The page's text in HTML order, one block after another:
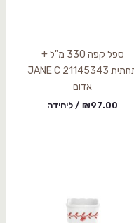
ספל קפה 330 מ"ל +
תחתית 21145343 JANE C
אדום
₪97.00 / ליחידה